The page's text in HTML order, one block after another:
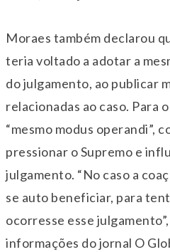
Moraes também declarou
teria voltado a adotar a
do julgamento, ao publicar
relacionadas ao caso. Para
“mesmo modus operandi”,
pressionar o Supremo e
julgamento. “No caso a
se auto beneficiar, para
ocorresse esse
informações do jornal O